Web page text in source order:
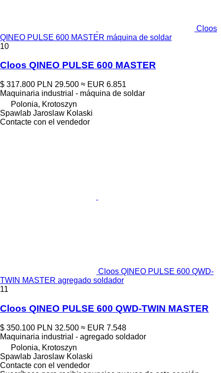
Cloos
QINEO PULSE 600 MASTER máquina de soldar
10
Cloos QINEO PULSE 600 MASTER
$ 317.800 PLN 29.500 ≈ EUR 6.851
Maquinaria industrial - máquina de soldar
Polonia, Krotoszyn
Spawlab Jaroslaw Kolaski
Contacte con el vendedor
Cloos QINEO PULSE 600 QWD-
TWIN MASTER agregado soldador
11
Cloos QINEO PULSE 600 QWD-TWIN MASTER
$ 350.100 PLN 32.500 ≈ EUR 7.548
Maquinaria industrial - agregado soldador
Polonia, Krotoszyn
Spawlab Jaroslaw Kolaski
Contacte con el vendedor